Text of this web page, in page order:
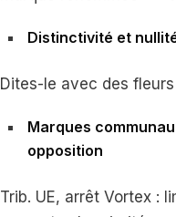
Distinctivité et
Dites-le avec des
Marques
opposition
Trib. UE, arrêt Vortex :